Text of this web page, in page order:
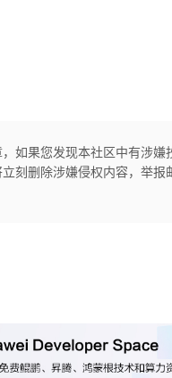
如果您发现本社区中有涉
刻删除涉嫌侵权内容，举报